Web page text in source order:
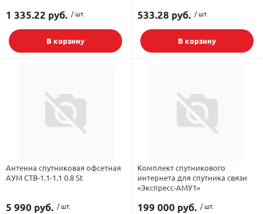
1 335.22 руб. / шт.
В корзину
533.28 руб. / шт.
В корзину
Антенна спутниковая офсетная
АУМ CTB-1.1-1.1 0.8 St
5 990 руб. / шт.
Комплект спутникового
интернета для спутника связи
«Экспресс-АМУ1»
199 000 руб. / шт.